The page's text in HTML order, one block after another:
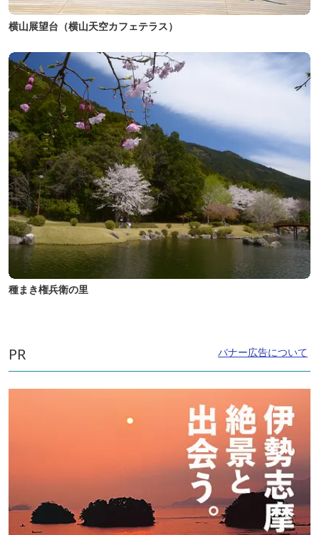
横山展望台（横山天空カフェテラス）
種まき権兵衛の里
PR バナー広告について